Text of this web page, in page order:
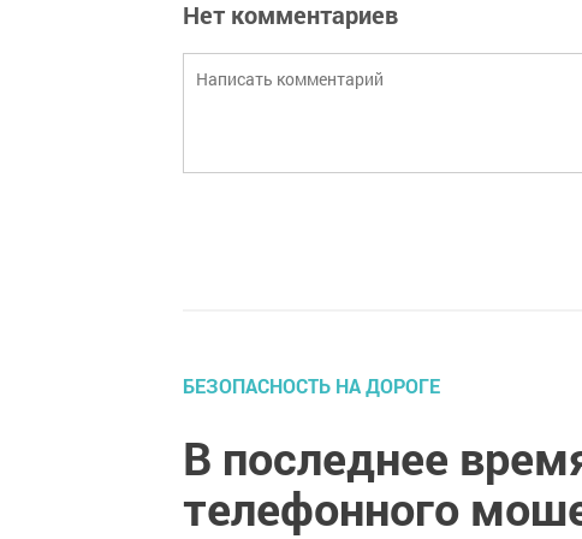
Нет комментариев
БЕЗОПАСНОСТЬ НА ДОРОГЕ
В последнее
телефонного